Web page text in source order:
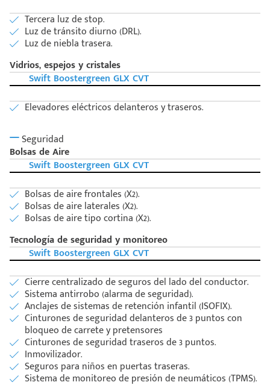
Tercera luz de stop.
Luz de tránsito diurno (DRL).
Luz de niebla trasera.
Vidrios, espejos y cristales
Swift Boostergreen GLX CVT
Elevadores eléctricos delanteros y traseros.
Seguridad
Bolsas de Aire
Swift Boostergreen GLX CVT
Bolsas de aire frontales (X2).
Bolsas de aire laterales (X2).
Bolsas de aire tipo cortina (X2).
Tecnología de seguridad y monitoreo
Swift Boostergreen GLX CVT
Cierre centralizado de seguros del lado del conductor.
Sistema antirrobo (alarma de seguridad).
Anclajes de sistemas de retención infantil (ISOFIX).
Cinturones de seguridad delanteros de 3 puntos con
bloqueo de carrete y pretensores
Cinturones de seguridad traseros de 3 puntos.
Inmovilizador.
Seguros para niños en puertas traseras.
Sistema de monitoreo de presión de neumáticos (TPMS).